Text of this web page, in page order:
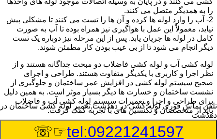
را به همدیگر متصل می کنند.
2- آب را وارد لوله ها کرده و آن ها را تست می کنند تا مشکلی پیش
نیاید، معمولاً این عمل با هواگیری نیز همراه بوده تا آب به صورت
کامل در لوله ها جریان یابد. پس از این مرحله نیز دوباره یک تست
دیگر انجام می شود تا از بی عیب بودن کار مطمئن شوند.
لوله کشی آب و لوله کشی فاضلاب دو مبحث جداگانه هستند و از
نظر اجرا و کاربری با یکدیگر متفاوت هستند. طراحی و اجرای
صحیح سیستم لوله کشی در افزایش عمر ساختمان و جلوگیری از
نشست ساختمان و خسارت ها دیگر بسیار موثر است. به همین دلیل
برای طراحی و اجرا و تعمیرات سیستم لوله کشی آب و فاضلاب
باید از متخصصان و تکنسین های با تجربه کمک گرفت.
:Published Date
تلفن تماس فوریلوله کشی در دهدشت,تعمیر لوله کشی ساختمان در
دهدشت
tel:09221241597
☞☏